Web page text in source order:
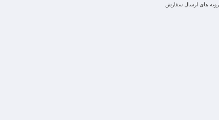
رویه های ارسال سفارش